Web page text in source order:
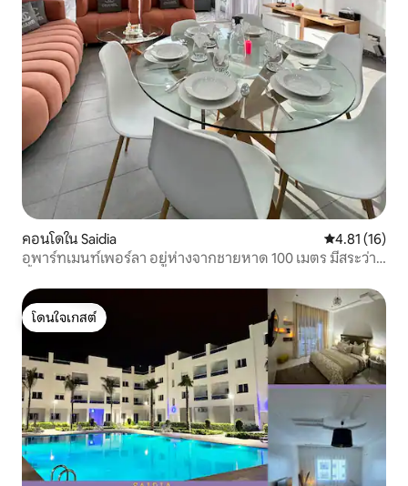
คอนโดใน Saidia คะแนนเฉลี่ย
4.81 (16)
อพาร์ทเมนท์เพอร์ลา อยู่ห่างจากชายหาด 100 เมตร มีสระว่าย
โดนใจเกสต์
โดนใจเกสต์